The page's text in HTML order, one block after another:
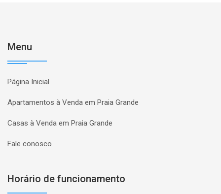
Menu
Página Inicial
Apartamentos à Venda em Praia Grande
Casas à Venda em Praia Grande
Fale conosco
Horário de funcionamento